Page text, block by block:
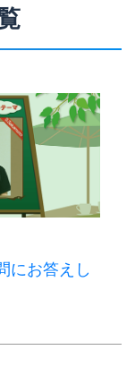
にお答えし